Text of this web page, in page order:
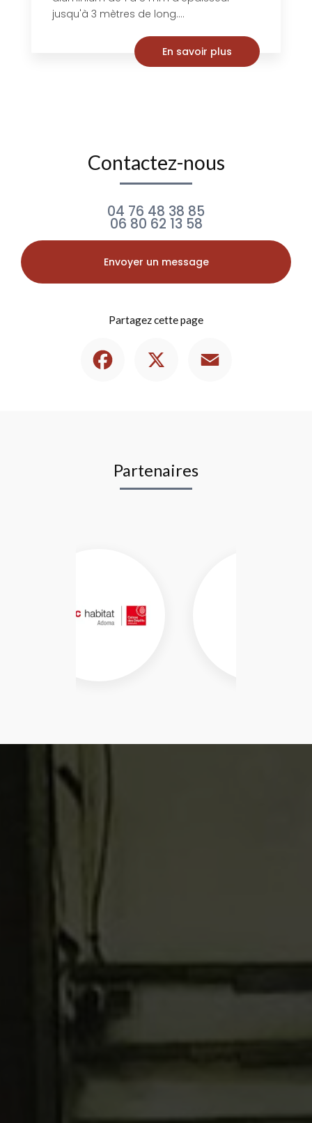
jusqu'à 3 mètres de long....
En savoir plus
Contactez-nous
04 76 48 38 85
06 80 62 13 58
Envoyer un message
Partagez cette page
Partenaires